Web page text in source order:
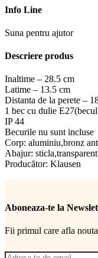
Info Line
Suna pentru ajutor
Descriere produs
Inaltime – 28.5 cm
Latime – 13.5 cm
Distanta de la perete –
1 bec cu dulie
IP 44
Becurile nu sunt incluse
Corp: aluminiu,bronz
Abajur: sticla,transparent
Producător: Klausen
Aboneaza-te la
Fii primul care afla